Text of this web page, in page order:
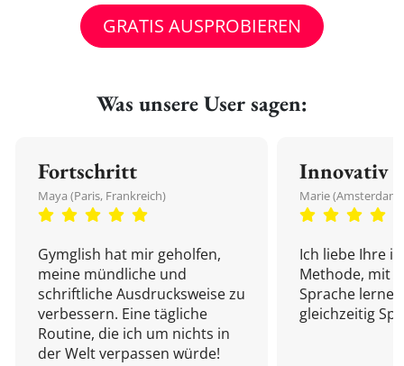
GRATIS AUSPROBIEREN
Was unsere User sagen:
Fortschritt
Maya (Paris, Frankreich)
Gymglish hat mir geholfen,
meine mündliche und
schriftliche Ausdrucksweise zu
verbessern. Eine tägliche
Routine, die ich um nichts in
der Welt verpassen würde!
Innovativ
Marie
Ich liebe Ihre
Methode, mit
Sprache
gleichzeitig